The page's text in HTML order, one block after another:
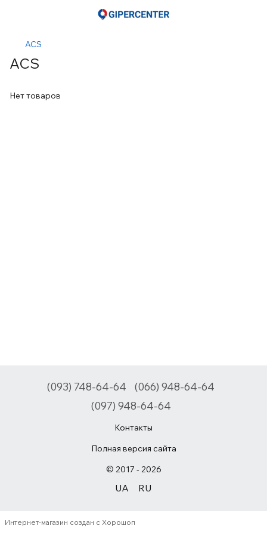
ACS
ACS
Нет товаров
(093) 748-64-64
(066) 948-64-64
(097) 948-64-64
Контакты
Полная версия сайта
© 2017 - 2026
UA RU
Интернет-магазин создан с Хорошоп